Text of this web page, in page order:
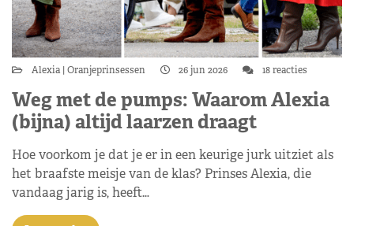
Alexia Oranjeprinsessen 26 jun 2026 18 reacties
Weg met de pumps: Waarom Alexia
(bijna) altijd laarzen draagt
Hoe voorkom je dat je er in een keurige jurk uitziet als
het braafste meisje van de klas? Prinses Alexia, die
vandaag jarig is, heeft…